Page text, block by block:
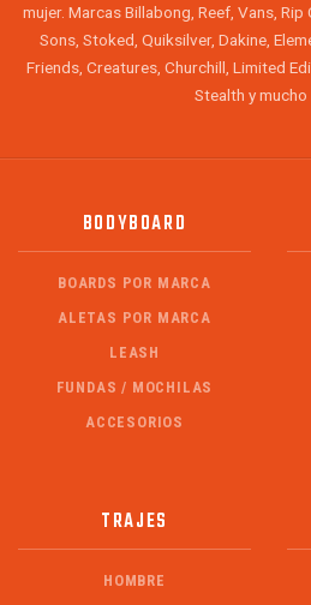
mujer. Marcas Billabong, Reef, Vans, Rip
Sons, Stoked, Quiksilver, Dakine,
Friends, Creatures, Churchill, Limited
Stealth y mucho
BODYBOARD
BOARDS POR MARCA
ALETAS POR MARCA
LEASH
FUNDAS / MOCHILAS
ACCESORIOS
TRAJES
HOMBRE